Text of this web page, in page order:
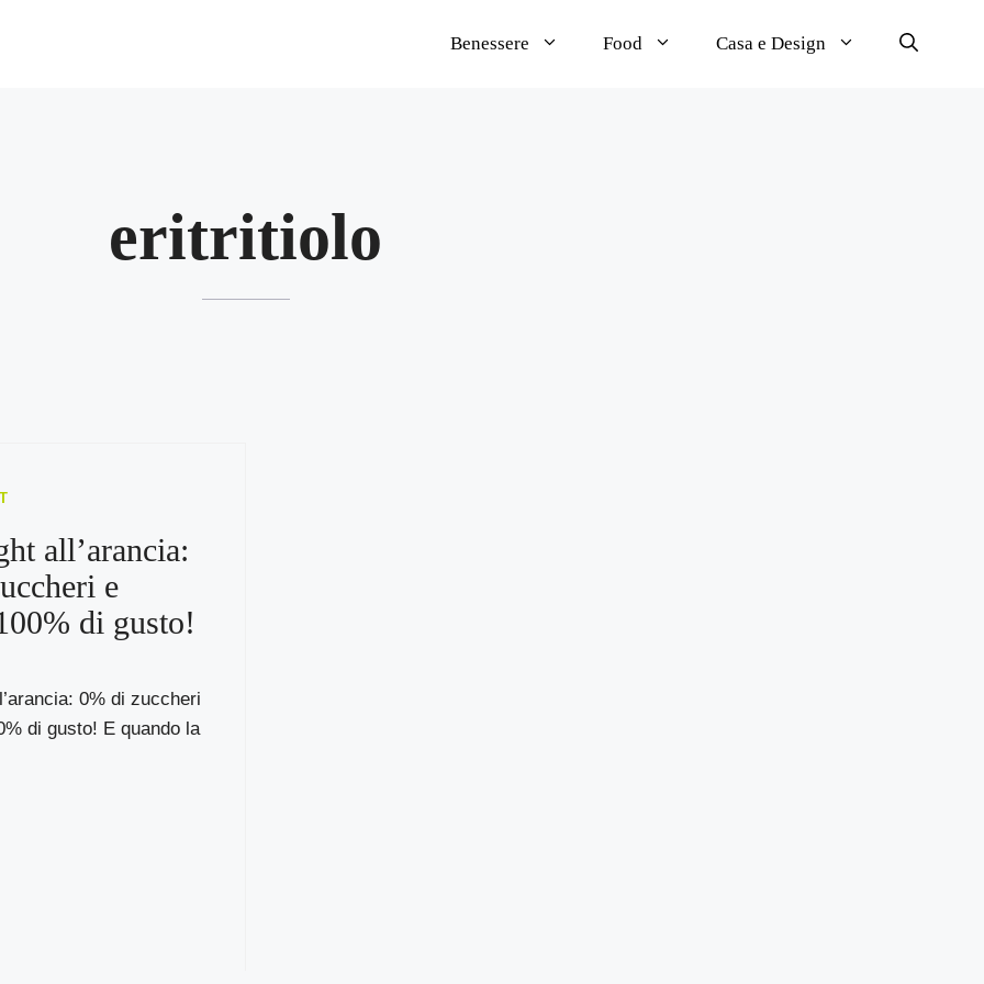
Benessere Food Casa e Design
eritritiolo
all’arancia:
e
di gusto!
0% di zuccheri
di gusto! E quando la